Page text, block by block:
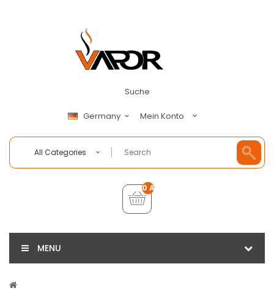
Suche
Germany Mein Konto
All Categories
0 Artikel - €0,00
MENU